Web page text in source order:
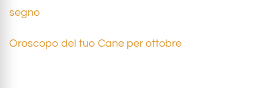
segno
Oroscopo del tuo Cane per ottobre